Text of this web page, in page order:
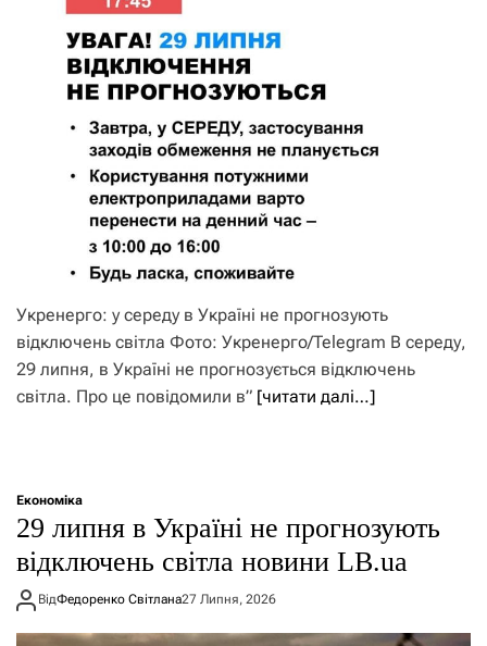
Укренерго: у середу в Україні не прогнозують
відключень світла Фото: Укренерго/Telegram В середу,
29 липня, в Україні не прогнозується відключень
світла. Про це повідомили в” [читати далі…]
Економіка
29 липня в Україні не прогнозують
відключень світла новини LB.ua
ВідФедоренко Світлана27 Липня, 2026